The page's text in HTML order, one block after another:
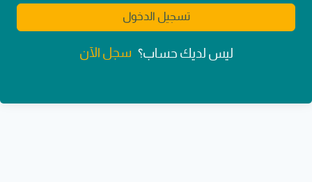
تسجيل الدخول
ليس لديك حساب؟ سجل الآن